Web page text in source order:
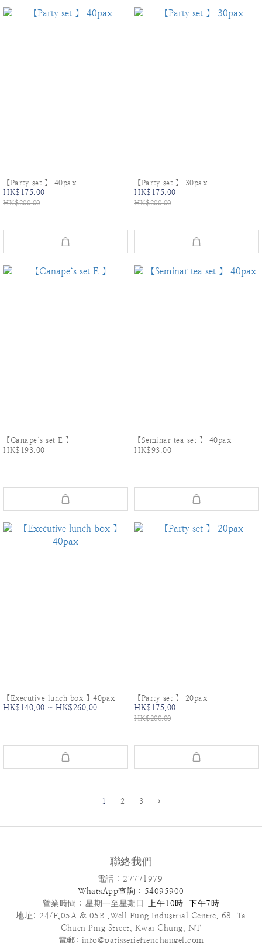
【Party set 】 40pax
HK$175.00
HK$200.00
【Party set 】 30pax
HK$175.00
HK$200.00
【Canape‘s set E 】
HK$193.00
【Seminar tea set 】 40pax
HK$93.00
【Executive lunch box 】40pax
HK$140.00 ~ HK$260.00
【Party set 】 20pax
HK$175.00
HK$200.00
1 2 3
聯絡我們
電話 : 27771979
WhatsApp查詢 : 54095900
營業時間 :星期一至星期日
上午10時-下午7時
地址: 24/F,05A & 05B ,Well Fung Industrial Centre, 68 Ta
Chuen Ping Street, Kwai Chung, NT
電郵: info@patisseriefrenchangel.com